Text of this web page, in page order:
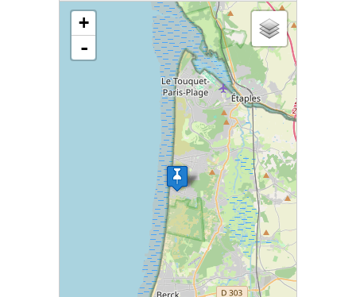
chargement de la carte - veuillez patienter...
+
-